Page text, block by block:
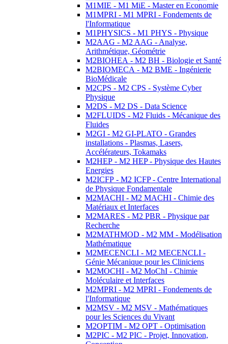
M1MIE - M1 MiE - Master en Economie
M1MPRI - M1 MPRI - Fondements de
l'Informatique
M1PHYSICS - M1 PHYS - Physique
M2AAG - M2 AAG - Analyse,
Arithmétique, Géométrie
M2BIOHEA - M2 BH - Biologie et Santé
M2BIOMECA - M2 BME - Ingénierie
BioMédicale
M2CPS - M2 CPS - Système Cyber
Physique
M2DS - M2 DS - Data Science
M2FLUIDS - M2 Fluids - Mécanique des
Fluides
M2GI - M2 GI-PLATO - Grandes
installations - Plasmas, Lasers,
Accélérateurs, Tokamaks
M2HEP - M2 HEP - Physique des Hautes
Energies
M2ICFP - M2 ICFP - Centre International
de Physique Fondamentale
M2MACHI - M2 MACHI - Chimie des
Matériaux et Interfaces
M2MARES - M2 PBR - Physique par
Recherche
M2MATHMOD - M2 MM - Modélisation
Mathématique
M2MECENCLI - M2 MECENCLI -
Génie Mécanique pour les Cliniciens
M2MOCHI - M2 MoChI - Chimie
Moléculaire et Interfaces
M2MPRI - M2 MPRI - Fondements de
l'Informatique
M2MSV - M2 MSV - Mathématiques
pour les Sciences du Vivant
M2OPTIM - M2 OPT - Optimisation
M2PIC - M2 PIC - Projet, Innovation,